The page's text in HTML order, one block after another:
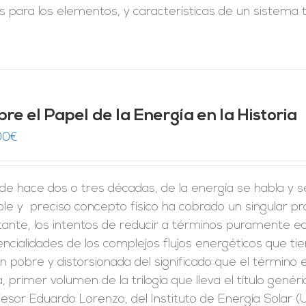
para los elementos, y características de un sistema
el Papel de la Energía en la Historia
€
hace dos o tres décadas, de la energía se habla y
y preciso concepto físico ha cobrado un singular
los intentos de reducir a términos puramente
de los complejos flujos energéticos que
pobre y distorsionada del significado que el término
primer volumen de la trilogía que lleva el título
Eduardo Lorenzo, del Instituto de Energía Solar